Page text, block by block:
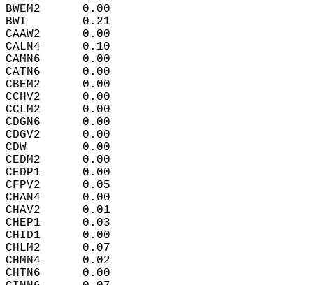
BWEM2      0.00
BWI        0.21
CAAW2      0.00
CALN4      0.10
CAMN6      0.00
CATN6      0.00
CBEM2      0.00
CCHV2      0.00
CCLM2      0.00
CDGN6      0.00
CDGV2      0.00
CDW        0.00
CEDM2      0.00
CEDP1      0.00
CFPV2      0.05
CHAN4      0.00
CHAV2      0.01
CHEP1      0.03
CHID1      0.00
CHLM2      0.07
CHMN4      0.02
CHTN6      0.00